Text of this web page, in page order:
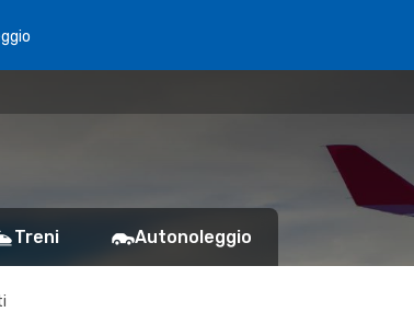
Treni Autonoleggio